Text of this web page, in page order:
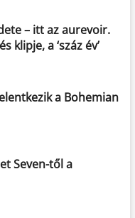
– itt az aurevoir.
klipje, a ‘száz év’
a Bohemian
Seven-től a